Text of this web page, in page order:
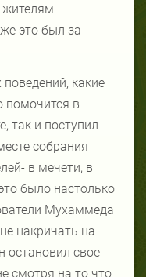
жителям
это был за
какие
помочится в
так и поступил
собрания
в мечети, в
было настолько
Мухаммеда
накричать на
остановил свое
смотря на то что